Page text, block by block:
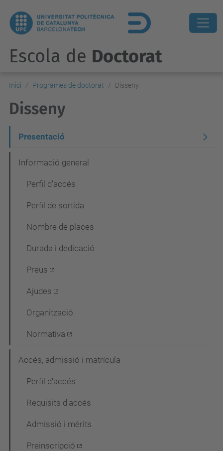
Escola de Doctorat
Inici Programes de doctorat Disseny
Disseny
a
Presentació
Informació general
Perfil d'accés
Perfil de sortida
Nombre de places
Durada i dedicació
Preus
Ajudes
Organització
Normativa
Accés, admissió i matrícula
Perfil d'accés
Requisits d'accés
Admissió i mèrits
Preinscripció